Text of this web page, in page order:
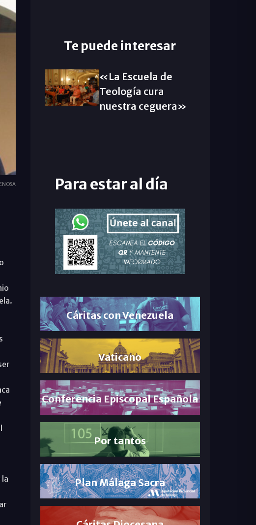
Te puede interesar
«La Escuela de
Teología cura
nuestra ceguera»
Para estar al día
Cáritas con Venezuela
Vaticano
Conferencia Episcopal Española
Por tantos
Plan Málaga Sacra